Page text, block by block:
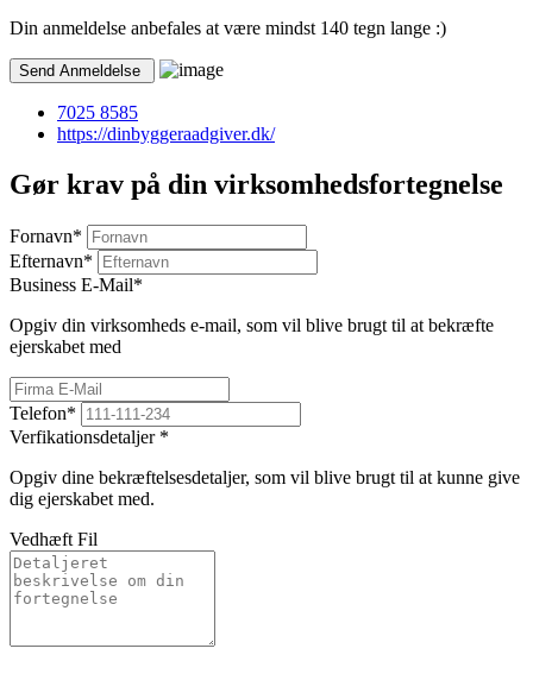
Din anmeldelse anbefales at være mindst 140 tegn lange :)
7025 8585
https://dinbyggeraadgiver.dk/
Gør krav på din virksomhedsfortegnelse
Fornavn*
Efternavn*
Business E-Mail*
Opgiv din virksomheds e-mail, som vil blive brugt til at bekræfte
ejerskabet med
Telefon*
Verfikationsdetaljer *
Opgiv dine bekræftelsesdetaljer, som vil blive brugt til at kunne give
dig ejerskabet med.
Vedhæft Fil